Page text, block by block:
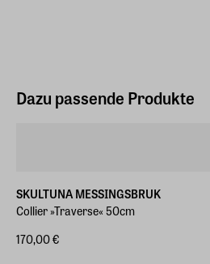
Dazu passende Produkte
SKULTUNA MESSINGSBRUK
Collier »Traverse« 50cm
170,00 €